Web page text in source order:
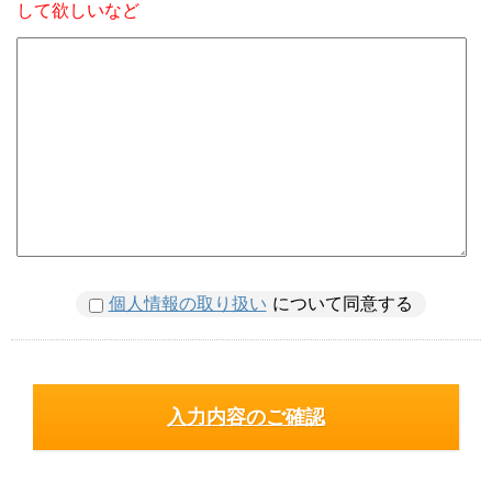
して欲しいなど
個人情報の取り扱い について同意する